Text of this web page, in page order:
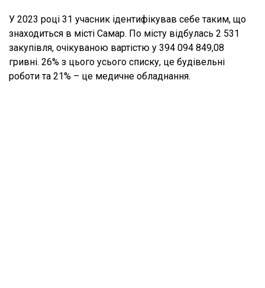
У 2023 році 31 учасник ідентифікував себе таким, що
знаходиться в місті Самар. По місту відбулась 2 531
закупівля, очікуваною вартістю у 394 094 849,08
гривні. 26% з цього усього списку, це будівельні
роботи та 21% – це медичне обладнання.